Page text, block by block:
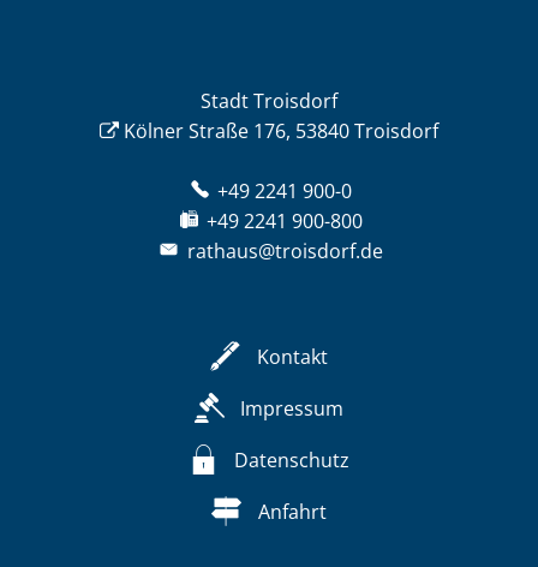
Stadt Troisdorf
Kölner Straße 176, 53840 Troisdorf
+49 2241 900-0
+49 2241 900-800
rathaus@troisdorf.de
Kontakt
Impressum
Datenschutz
Anfahrt